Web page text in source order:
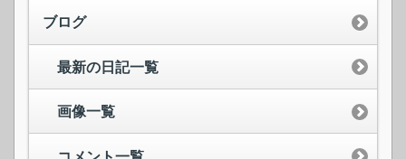
ブログ
最新の日記一覧
画像一覧